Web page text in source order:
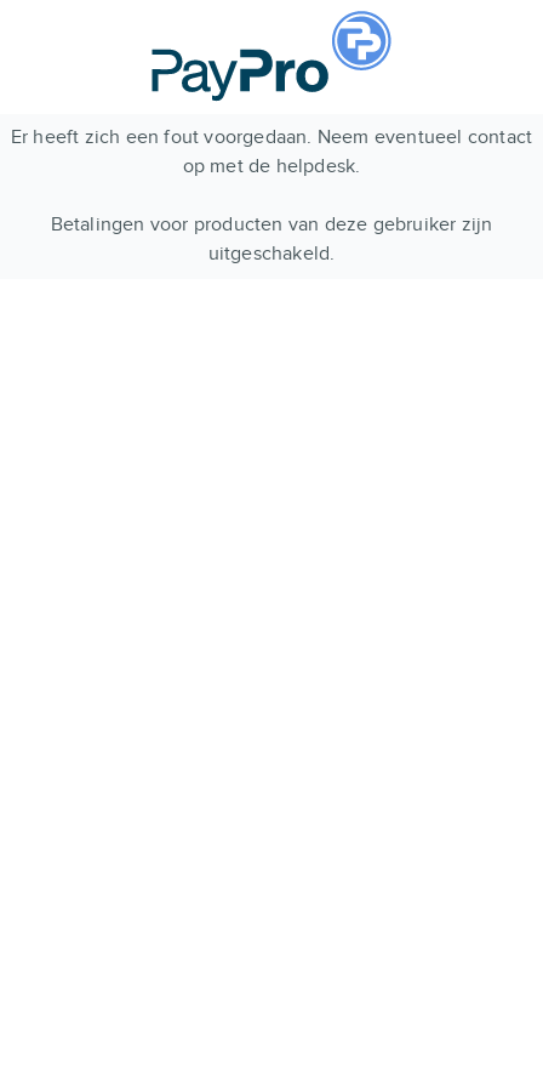
Er heeft zich een fout voorgedaan. Neem eventueel contact
op met de helpdesk.
Betalingen voor producten van deze gebruiker zijn
uitgeschakeld.